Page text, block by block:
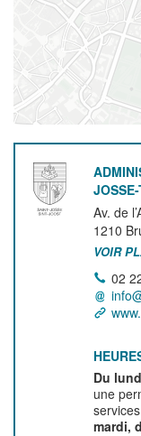
Av. de
1210
VOIR
02
Du
une
mardi,